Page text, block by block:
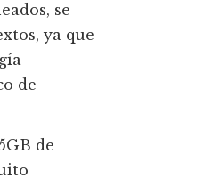
se
ya que
de
de